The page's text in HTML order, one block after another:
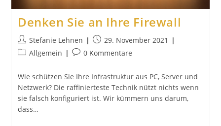
Denken Sie an Ihre Firewall
Beitrags-
Autor:
Stefanie Lehnen
Beitrag
veröffentlicht:
29. November 2021
Beitrags-
Allgemein
Beitrags-
0 Kommentare
Wie schützen Sie Ihre Infrastruktur aus PC, Server und
Netzwerk? Die raffinierteste Technik nützt nichts wenn
sie falsch konfiguriert ist. Wir kümmern uns darum,
dass…